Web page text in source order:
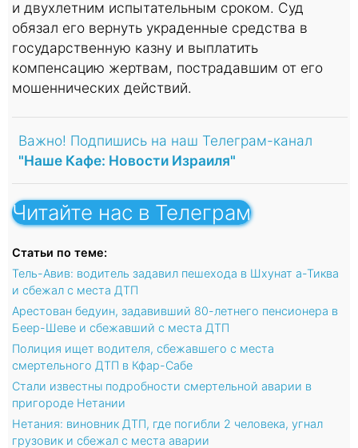
и двухлетним испытательным сроком. Суд
обязал его вернуть украденные средства в
государственную казну и выплатить
компенсацию жертвам, пострадавшим от его
мошеннических действий.
Важно! Подпишись на наш Телеграм-канал
"Наше Кафе: Новости Израиля"
Читайте нас в Телеграм
Статьи по теме:
Тель-Авив: водитель задавил пешехода в Шхунат а-Тиква
и сбежал с места ДТП
Арестован бедуин, задавивший 80-летнего пенсионера в
Беер-Шеве и сбежавший с места ДТП
Полиция ищет водителя, сбежавшего с места
смертельного ДТП в Кфар-Сабе
Стали известны подробности смертельной аварии в
пригороде Нетании
Нетания: виновник ДТП, где погибли 2 человека, угнал
грузовик и сбежал с места аварии